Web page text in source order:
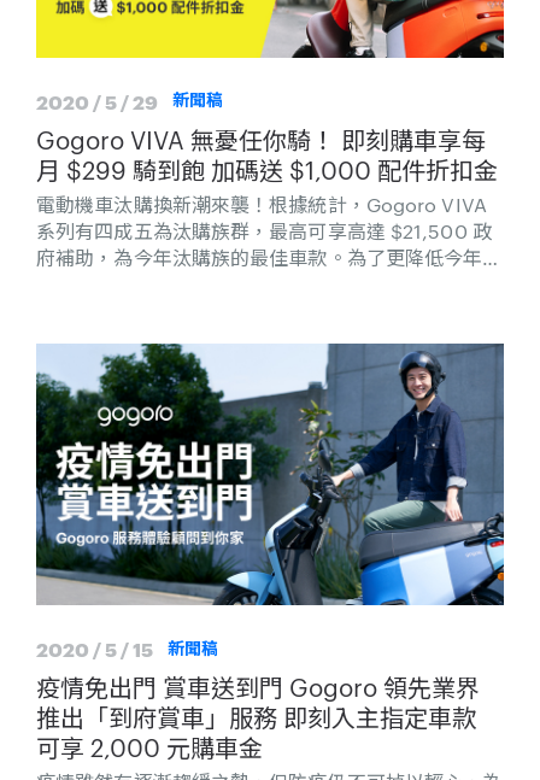
2020 / 5 / 29 新聞稿
Gogoro VIVA 無憂任你騎！ 即刻購車享每
月 $299 騎到飽 加碼送 $1,000 配件折扣金
電動機車汰購換新潮來襲！根據統計，Gogoro VIVA
系列有四成五為汰購族群，最高可享高達 $21,500 政
府補助，為今年汰購族的最佳車款。為了更降低今年消
折扣金」(僅限折抵 Gogoro VIVA 系列配件)，活動詳
情請參考官方網站：
https://promotion.gogoro.com/tw/gogoro-viva-
series-june-sp。
2020 / 5 / 15 新聞稿
疫情免出門 賞車送到門 Gogoro 領先業界
推出「到府賞車」服務 即刻入主指定車款
可享 2,000 元購車金